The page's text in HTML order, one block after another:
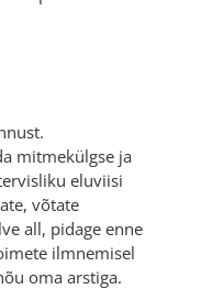
mitmekülgse ja
eluviisi
võtate
all, pidage enne
ilmnemisel
oma arstiga.